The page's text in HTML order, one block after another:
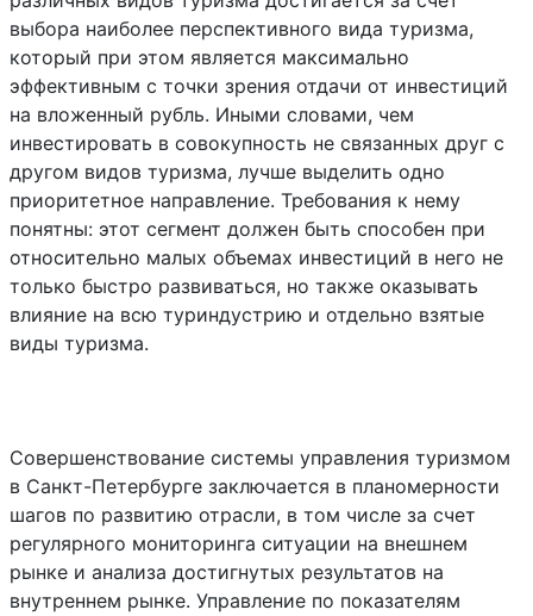
выбора наиболее перспективного вида туризма,
который при этом является максимально
эффективным с точки зрения отдачи от инвестиций
на вложенный рубль. Иными словами, чем
инвестировать в совокупность не связанных друг с
другом видов туризма, лучше выделить одно
приоритетное направление. Требования к нему
понятны: этот сегмент должен быть способен при
относительно малых объемах инвестиций в него не
только быстро развиваться, но также оказывать
влияние на всю туриндустрию и отдельно взятые
виды туризма.
Совершенствование системы управления туризмом
в Санкт-Петербурге заключается в планомерности
шагов по развитию отрасли, в том числе за счет
регулярного мониторинга ситуации на внешнем
рынке и анализа достигнутых результатов на
внутреннем рынке. Управление по показателям